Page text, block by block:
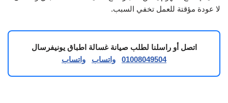
لا عودة مؤقتة للعمل تخفي السبب.
اتصل أو راسلنا لطلب صيانة غسالة اطباق يونيفرسال
01008049504
واتساب واتساب